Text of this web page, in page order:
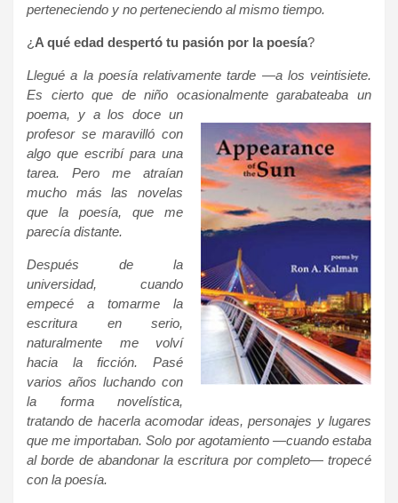
perteneciendo y no perteneciendo al mismo tiempo.
¿ A qué edad despertó tu pasión por la poesía?
Llegué a la poesía relativamente tarde —a los veintisiete.
Es cierto que de niño ocasionalmente garabateaba un
poema, y a los doce un
profesor se maravilló con
algo que escribí para una
tarea. Pero me atraían
mucho más las novelas
que la poesía, que me
parecía distante.
Después de la
universidad, cuando
empecé a tomarme la
escritura en serio,
naturalmente me volví
hacia la ficción. Pasé
varios años luchando con
la forma novelística,
tratando de hacerla acomodar ideas, personajes y lugares
que me importaban. Solo por agotamiento —cuando estaba
al borde de abandonar la escritura por completo— tropecé
con la poesía.